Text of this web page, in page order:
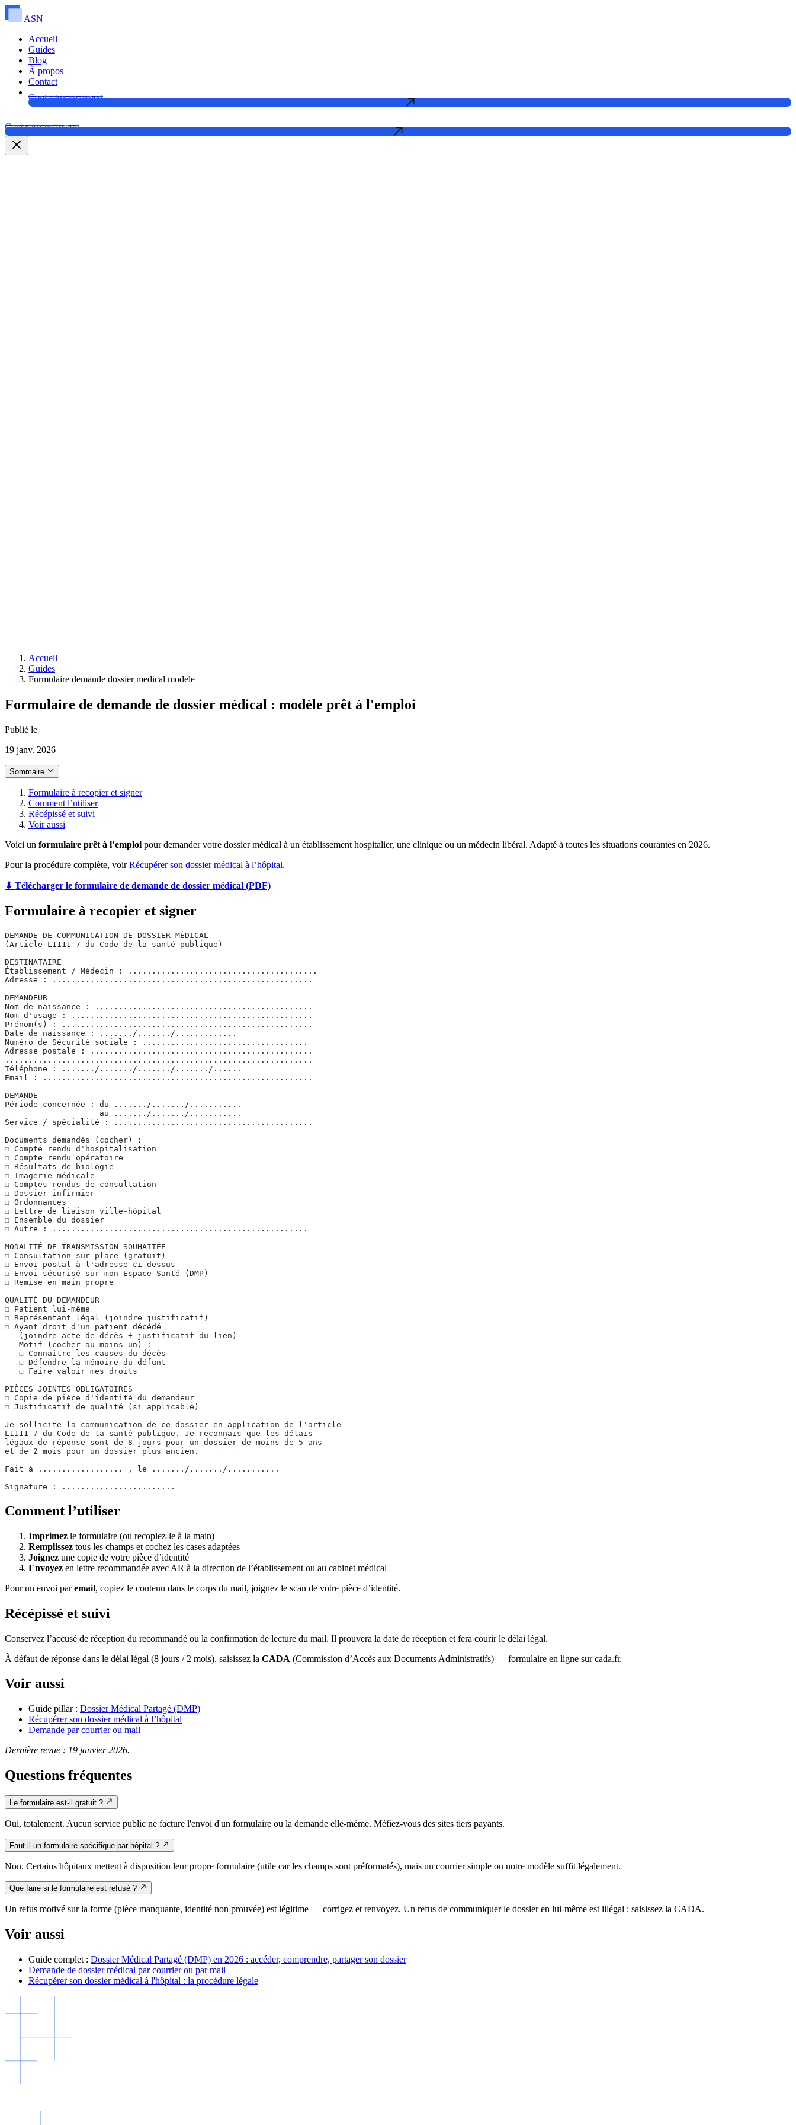
ASN
Accueil
Guides
Blog
À propos
Contact
Contactez un expert
Contactez un expert
Accueil
Guides
Formulaire demande dossier medical modele
Formulaire de demande de dossier médical : modèle prêt à l'emploi
Publié le
19 janv. 2026
Sommaire
Formulaire à recopier et signer
Comment l’utiliser
Récépissé et suivi
Voir aussi
Voici un formulaire prêt à l’emploi pour demander votre dossier médical à un établissement hospitalier, une clinique ou un médecin libéral. Adapté à toutes les situations courantes en 2026.
Pour la procédure complète, voirRécupérer son dossier médical à l’hôpital.
⬇ Télécharger le formulaire de demande de dossier médical (PDF)
Formulaire à recopier et signer
DEMANDE DE COMMUNICATION DE DOSSIER MÉDICAL
(Article L1111-7 du Code de la santé publique)
DESTINATAIRE
Établissement / Médecin : ........................................
Adresse : .......................................................
DEMANDEUR
Nom de naissance : ..............................................
Nom d'usage : ...................................................
Prénom(s) : .....................................................
Date de naissance : ......./......./.............
Numéro de Sécurité sociale : ...................................
Adresse postale : ...............................................
.................................................................
Téléphone : ......./......./......./......./......
Email : .........................................................
DEMANDE
Période concernée : du ......./......./...........
                    au ......./......./...........
Service / spécialité : ..........................................
Documents demandés (cocher) :
☐ Compte rendu d'hospitalisation
☐ Compte rendu opératoire
☐ Résultats de biologie
☐ Imagerie médicale
☐ Comptes rendus de consultation
☐ Dossier infirmier
☐ Ordonnances
☐ Lettre de liaison ville-hôpital
☐ Ensemble du dossier
☐ Autre : ......................................................
MODALITÉ DE TRANSMISSION SOUHAITÉE
☐ Consultation sur place (gratuit)
☐ Envoi postal à l'adresse ci-dessus
☐ Envoi sécurisé sur mon Espace Santé (DMP)
☐ Remise en main propre
QUALITÉ DU DEMANDEUR
☐ Patient lui-même
☐ Représentant légal (joindre justificatif)
☐ Ayant droit d'un patient décédé
   (joindre acte de décès + justificatif du lien)
   Motif (cocher au moins un) :
   ☐ Connaître les causes du décès
   ☐ Défendre la mémoire du défunt
   ☐ Faire valoir mes droits
PIÈCES JOINTES OBLIGATOIRES
☐ Copie de pièce d'identité du demandeur
☐ Justificatif de qualité (si applicable)
Je sollicite la communication de ce dossier en application de l'article
L1111-7 du Code de la santé publique. Je reconnais que les délais
légaux de réponse sont de 8 jours pour un dossier de moins de 5 ans
et de 2 mois pour un dossier plus ancien.
Fait à .................. , le ......./......./...........
Signature : ........................
Comment l’utiliser
Imprimez le formulaire (ou recopiez-le à la main)
Remplissez tous les champs et cochez les cases adaptées
Joignez une copie de votre pièce d’identité
Envoyez en lettre recommandée avec AR à la direction de l’établissement ou au cabinet médical
Pour un envoi paremail, copiez le contenu dans le corps du mail, joignez le scan de votre pièce d’identité.
Récépissé et suivi
Conservez l’accusé de réception du recommandé ou la confirmation de lecture du mail. Il prouvera la date de réception et fera courir le délai légal.
À défaut de réponse dans le délai légal (8 jours / 2 mois), saisissez la CADA (Commission d’Accès aux Documents Administratifs) — formulaire en ligne sur cada.fr.
Voir aussi
Guide pillar : Dossier Médical Partagé (DMP)
Récupérer son dossier médical à l’hôpital
Demande par courrier ou mail
Dernière revue : 19 janvier 2026.
Questions fréquentes
Le formulaire est-il gratuit ?
Oui, totalement. Aucun service public ne facture l'envoi d'un formulaire ou la demande elle-même. Méfiez-vous des sites tiers payants.
Faut-il un formulaire spécifique par hôpital ?
Non. Certains hôpitaux mettent à disposition leur propre formulaire (utile car les champs sont préformatés), mais un courrier simple ou notre modèle suffit légalement.
Que faire si le formulaire est refusé ?
Un refus motivé sur la forme (pièce manquante, identité non prouvée) est légitime — corrigez et renvoyez. Un refus de communiquer le dossier en lui-même est illégal : saisissez la CADA.
Voir aussi
Guide complet : Dossier Médical Partagé (DMP) en 2026 : accéder, comprendre, partager son dossier
Demande de dossier médical par courrier ou par mail
Récupérer son dossier médical à l'hôpital : la procédure légale